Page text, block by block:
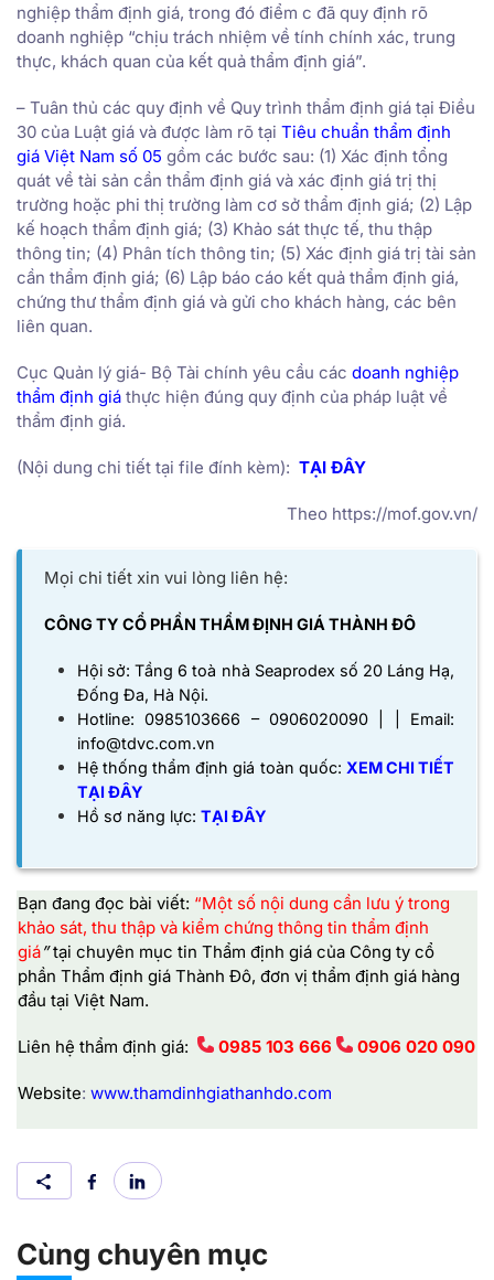
nghiệp thẩm định giá, trong đó điểm c đã quy định rõ
doanh nghiệp “chịu trách nhiệm về tính chính xác, trung
thực, khách quan của kết quả thẩm định giá”.
– Tuân thủ các quy định về Quy trình thẩm định giá tại Điều
30 của Luật giá và được làm rõ tại Tiêu chuẩn thẩm định
giá Việt Nam số 05 gồm các bước sau: (1) Xác định tổng
quát về tài sản cần thẩm định giá và xác định giá trị thị
trường hoặc phi thị trường làm cơ sở thẩm định giá; (2) Lập
kế hoạch thẩm định giá; (3) Khảo sát thực tế, thu thập
thông tin; (4) Phân tích thông tin; (5) Xác định giá trị tài sản
cần thẩm định giá; (6) Lập báo cáo kết quả thẩm định giá,
chứng thư thẩm định giá và gửi cho khách hàng, các bên
liên quan.
Cục Quản lý giá- Bộ Tài chính yêu cầu các doanh nghiệp
thẩm định giá thực hiện đúng quy định của pháp luật về
thẩm định giá.
(Nội dung chi tiết tại file đính kèm): TẠI ĐÂY
Theo https://mof.gov.vn/
Mọi chi tiết xin vui lòng liên hệ:
CÔNG TY CỔ PHẦN THẨM ĐỊNH GIÁ THÀNH ĐÔ
Hội sở: Tầng 6 toà nhà Seaprodex số 20 Láng Hạ,
Đống Đa, Hà Nội.
Hotline: 0985103666 – 0906020090 | | Email:
info@tdvc.com.vn
Hệ thống thẩm định giá toàn quốc: XEM CHI TIẾT
TẠI ĐÂY
Hồ sơ năng lực: TẠI ĐÂY
Bạn đang đọc bài viết: “Một số nội dung cần lưu ý trong
khảo sát, thu thập và kiểm chứng thông tin thẩm định
giá” tại chuyên mục tin Thẩm định giá của Công ty cổ
phần Thẩm định giá Thành Đô, đơn vị thẩm định giá hàng
đầu tại Việt Nam.
Liên hệ thẩm định giá: 0985 103 666 0906 020 090
Website: www.thamdinhgiathanhdo.com
Cùng chuyên mục